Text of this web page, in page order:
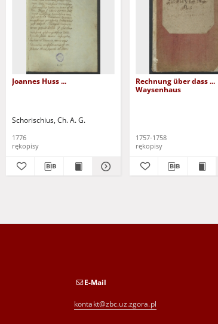
Joannes Huss ...
Schorischius, Ch. A. G.
1776
rękopisy
Rechnung über dass ...
Waysenhaus
1757-1758
rękopisy
E-Mail
kontakt@zbc.uz.zgora.pl